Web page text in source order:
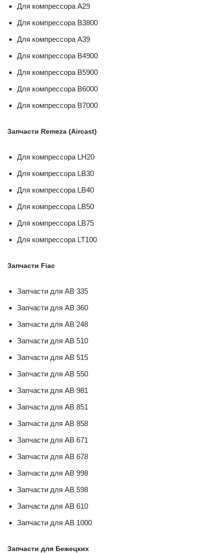
Для компрессора A29
Для компрессора B3800
Для компрессора A39
Для компрессора B4900
Для компрессора B5900
Для компрессора B6000
Для компрессора B7000
Запчасти Remeza (Aircast)
Для компрессора LH20
Для компрессора LB30
Для компрессора LB40
Для компрессора LB50
Для компрессора LB75
Для компрессора LT100
Запчасти Fiac
Запчасти для AB 335
Запчасти для AB 360
Запчасти для AB 248
Запчасти для AB 510
Запчасти для AB 515
Запчасти для AB 550
Запчасти для AB 981
Запчасти для AB 851
Запчасти для AB 858
Запчасти для AB 671
Запчасти для AB 678
Запчасти для AB 998
Запчасти для AB 598
Запчасти для AB 610
Запчасти для AB 1000
Запчасти для Бежецких